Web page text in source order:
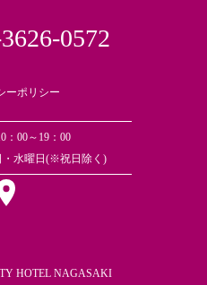
0572
ーポリシー
：00～19：00
・水曜日(※祝日除く)
HOTEL NAGASAKI